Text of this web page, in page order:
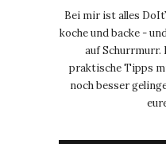
Bei mir ist alles
koche und backe -
auf Schurrmurr.
praktische Tipps
noch besser